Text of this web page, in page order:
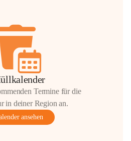
Termine für die
in deiner Region an.
ansehen